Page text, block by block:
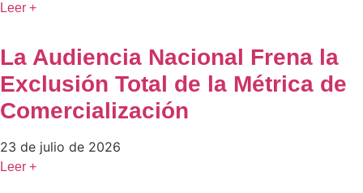
Leer +
La Audiencia Nacional Frena la
Exclusión Total de la Métrica de
Comercialización
23 de julio de 2026
Leer +